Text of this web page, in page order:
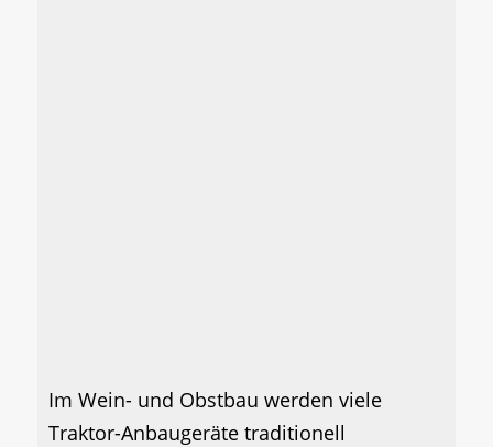
Im Wein- und Obstbau werden viele
Traktor-Anbaugeräte traditionell